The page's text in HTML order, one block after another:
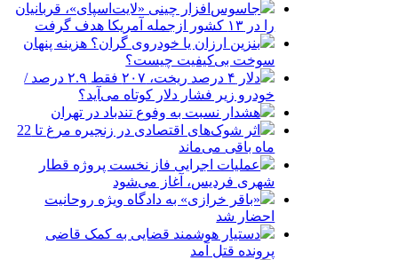
جاسوس‌افزار چینی «لایت‌اسپای»، قربانیان
را در ۱۳ کشور ازجمله آمریکا هدف گرفت
بنزین ارزان یا خودروی گران؟ هزینه پنهان
سوخت بی‌کیفیت چیست؟
دلار ۴ درصد ریخت، ۲۰۷ فقط ۲.۹ درصد /
خودرو زیر فشار دلار کوتاه می‌آید؟
هشدار نسبت به وفوع تندباد در تهران
اثر شوک‌های اقتصادی در زنجیره مرغ تا 22
ماه باقی می‌ماند
عملیات اجرایی فاز نخست پروژه قطار
شهری فردیس، آغاز می‌شود
«باقر خرازی» به دادگاه ویژه روحانیت
احضار شد
دستیار هوشمند قضایی به کمک قاضی
پرونده قتل آمد